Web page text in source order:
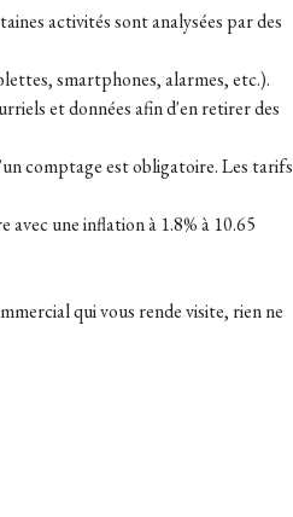
activités sont analysées par des
smartphones, alarmes, etc.).
et données afin d'en retirer des
comptage est obligatoire. Les tarifs
une inflation à 1.8% à 10.65
qui vous rende visite, rien ne